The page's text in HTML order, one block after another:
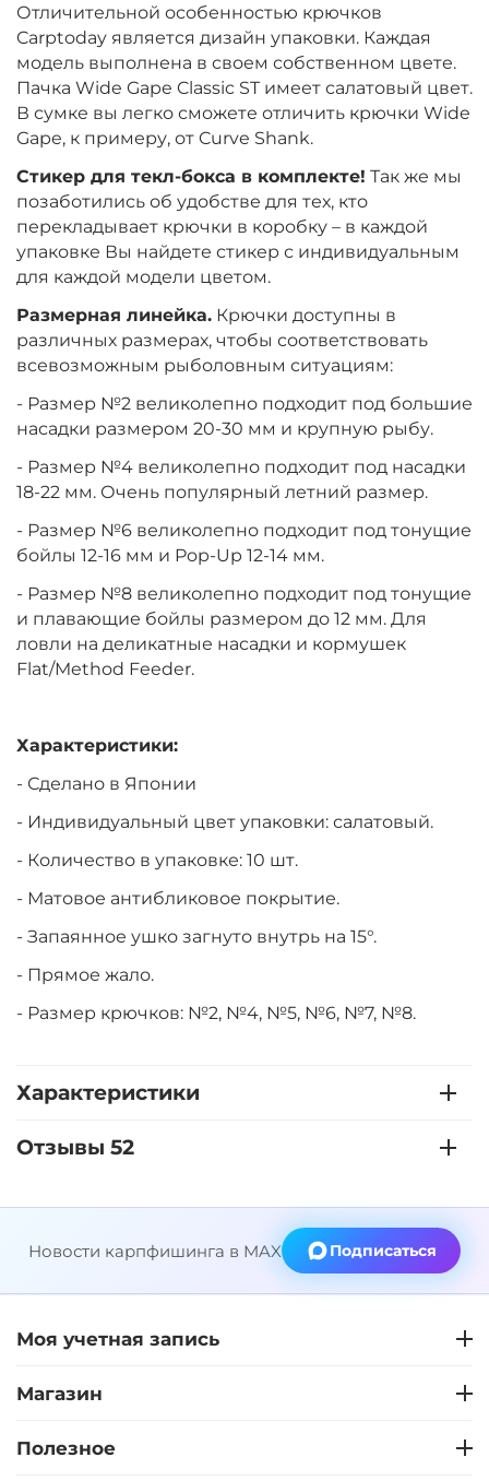
Отличительной особенностью крючков
Carptoday является дизайн упаковки. Каждая
модель выполнена в своем собственном цвете.
Пачка Wide Gape Classic ST имеет салатовый цвет.
В сумке вы легко сможете отличить крючки Wide
Gape, к примеру, от Curve Shank.
Стикер для текл-бокса в комплекте! Так же мы
позаботились об удобстве для тех, кто
перекладывает крючки в коробку – в каждой
упаковке Вы найдете стикер с индивидуальным
для каждой модели цветом.
Размерная линейка. Крючки доступны в
различных размерах, чтобы соответствовать
всевозможным рыболовным ситуациям:
- Размер №2 великолепно подходит под большие
насадки размером 20-30 мм и крупную рыбу.
- Размер №4 великолепно подходит под насадки
18-22 мм. Очень популярный летний размер.
- Размер №6 великолепно подходит под тонущие
бойлы 12-16 мм и Pop-Up 12-14 мм.
- Размер №8 великолепно подходит под тонущие
и плавающие бойлы размером до 12 мм. Для
ловли на деликатные насадки и кормушек
Flat/Method Feeder.
Характеристики:
- Сделано в Японии
- Индивидуальный цвет упаковки: салатовый.
- Количество в упаковке: 10 шт.
- Матовое антибликовое покрытие.
- Запаянное ушко загнуто внутрь на 15°.
- Прямое жало.
- Размер крючков: №2, №4, №5, №6, №7, №8.
Характеристики
Отзывы 52
Новости карпфишинга в MAX Подписаться
Моя учетная запись
Магазин
Полезное